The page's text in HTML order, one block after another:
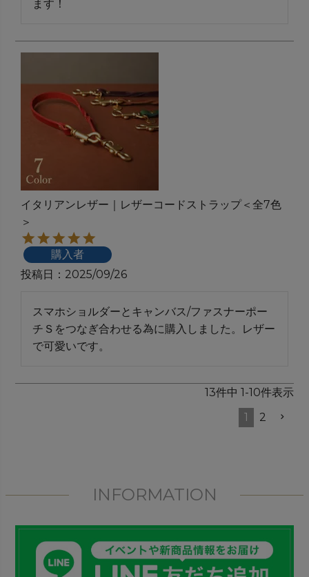
ます！
イタリアンレザー｜レザーコードストラップ＜全7色
＞
購入者
投稿日
2025/09/26
スマホショルダーとキャンバス/ファスナーポー
チＳをつなぎ合わせる為に購入しました。レザー
で可愛いです。
13件中 1-10件表示
1
2
INFORMATION